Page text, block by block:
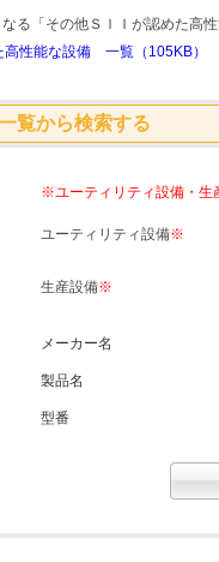
る「その他ＳＩＩが認めた高
高性能な設備 一覧（105KB）
覧から検索する
※ユーティリティ設備・生
ユーティリティ設備※
生産設備※
メーカー名
製品名
型番